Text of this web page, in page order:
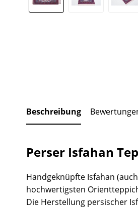
Beschreibung
Perser Isfahan
Handgeknüpfte Isfahan
hochwertigsten
Die Herstellung persischer